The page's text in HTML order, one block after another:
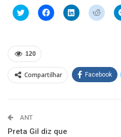
Clique
para
em
nova
janela)
Clique
para
Clique
para
Clique
para
120
Compartilhar Facebook
ANT
Preta Gil diz que